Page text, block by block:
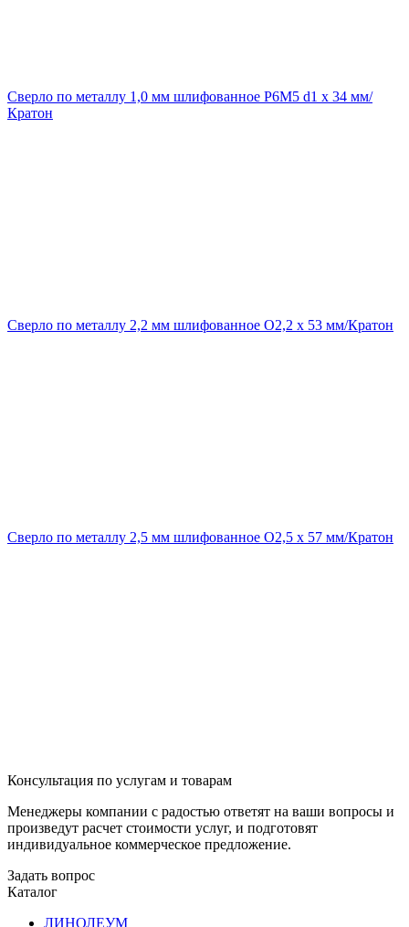
Сверло по металлу 1,0 мм шлифованное P6M5 d1 х 34 мм/
Кратон
Сверло по металлу 2,2 мм шлифованное O2,2 х 53 мм/Кратон
Сверло по металлу 2,5 мм шлифованное O2,5 х 57 мм/Кратон
Консультация по услугам и товарам
Менеджеры компании с радостью ответят на ваши вопросы и
произведут расчет стоимости услуг, и подготовят
индивидуальное коммерческое предложение.
Задать вопрос
Каталог
ЛИНОЛЕУМ